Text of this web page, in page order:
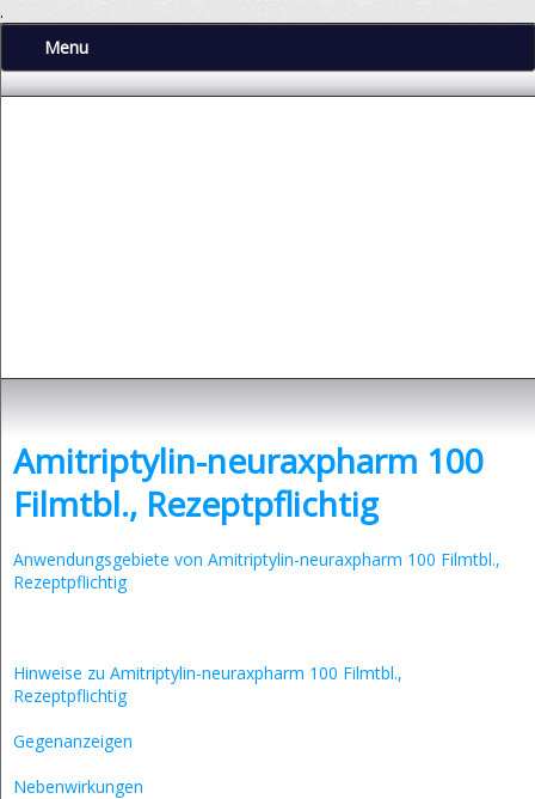
.
Menu
Amitriptylin-neuraxpharm 100
Filmtbl., Rezeptpflichtig
Anwendungsgebiete von Amitriptylin-neuraxpharm 100 Filmtbl.,
Rezeptpflichtig
Hinweise zu Amitriptylin-neuraxpharm 100 Filmtbl.,
Rezeptpflichtig
Gegenanzeigen
Nebenwirkungen